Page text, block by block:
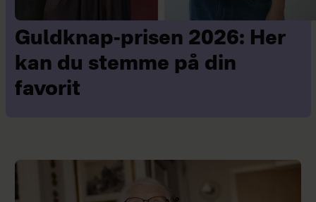
Guldknap-prisen 2026: Her
kan du stemme på din
favorit